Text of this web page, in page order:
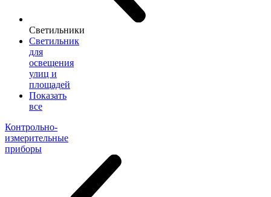
Светильники
Светильник
для
освещения
улиц и
площадей
Показать
все
Контрольно-
измерительные
приборы